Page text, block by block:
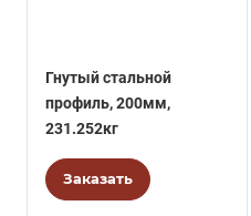
Гнутый стальной
профиль, 200мм,
231.252кг
Заказать